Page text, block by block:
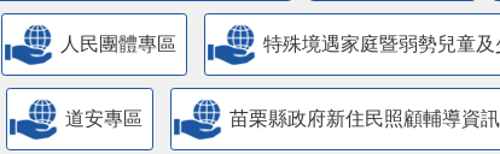
人民團體專區 特殊境遇家庭暨弱勢兒童
道安專區 苗栗縣政府新住民照顧輔導資